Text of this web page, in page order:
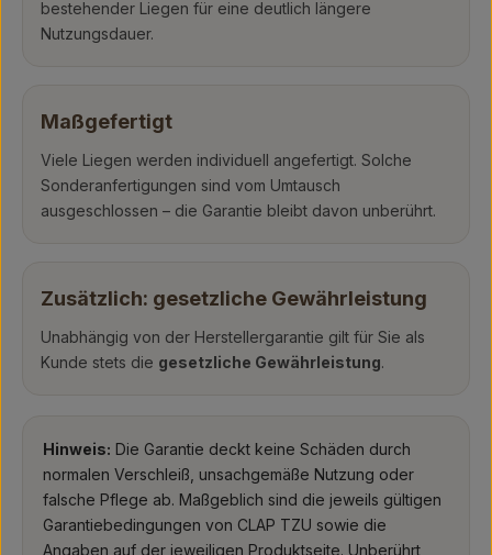
bestehender Liegen für eine deutlich längere
Nutzungsdauer.
Maßgefertigt
Viele Liegen werden individuell angefertigt. Solche
Sonderanfertigungen sind vom Umtausch
ausgeschlossen – die Garantie bleibt davon unberührt.
Zusätzlich: gesetzliche Gewährleistung
Unabhängig von der Herstellergarantie gilt für Sie als
Kunde stets die gesetzliche Gewährleistung.
Hinweis: Die Garantie deckt keine Schäden durch
normalen Verschleiß, unsachgemäße Nutzung oder
falsche Pflege ab. Maßgeblich sind die jeweils gültigen
Garantiebedingungen von CLAP TZU sowie die
Angaben auf der jeweiligen Produktseite. Unberührt